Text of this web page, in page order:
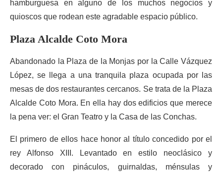
hamburguesa en alguno de los muchos negocios y
quioscos que rodean este agradable espacio público.
Plaza Alcalde Coto Mora
Abandonado la Plaza de la Monjas por la Calle Vázquez
López, se llega a una tranquila plaza ocupada por las
mesas de dos restaurantes cercanos. Se trata de la Plaza
Alcalde Coto Mora. En ella hay dos edificios que merece
la pena ver: el Gran Teatro y la Casa de las Conchas.
El primero de ellos hace honor al título concedido por el
rey Alfonso XIII. Levantado en estilo neoclásico y
decorado con pináculos, guirnaldas, ménsulas y